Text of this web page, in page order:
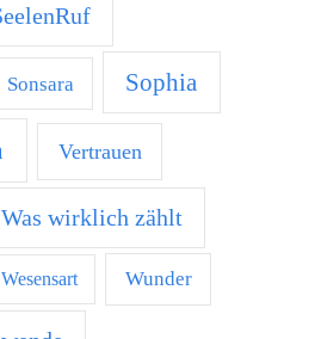
Sonsara Sophia
Vertrauen
Was wirklich zählt
Wesensart Wunder